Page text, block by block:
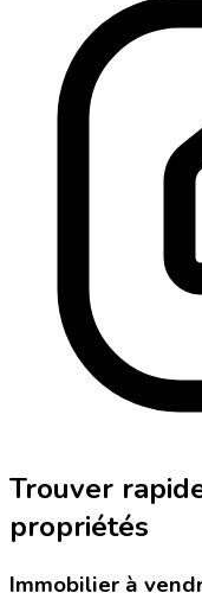
Trouver
propriétés
Immobilier à